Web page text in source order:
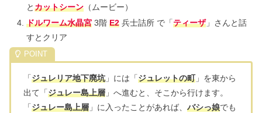
とカットシーン（ムービー）
ドルワーム水晶宮3階 E2兵士詰所 で「ティーザ」さんと話
すとクリア
「ジュレリア地下廃坑 」には「ジュレットの町」を東から
出て「ジュレー島上層 」へ進むと、そこから行けます。
「ジュレー島上層 」に入ったことがあれば、 バシっ娘でも